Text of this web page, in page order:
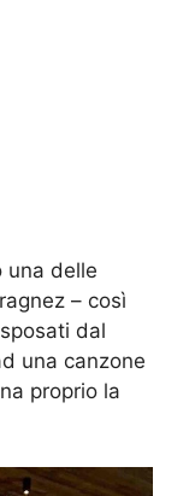
una delle
– così
dal
una canzone
proprio la